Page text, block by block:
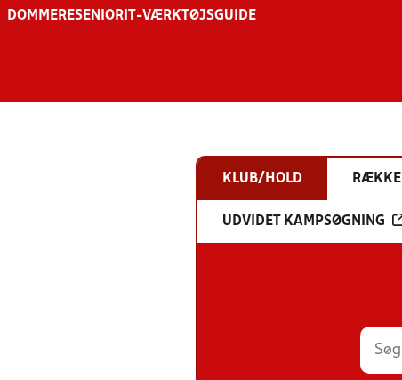
DOMMERESENIOR IT-VÆRKTØJSGUIDE
KLUB/HOLD RÆKKE
UDVIDET KAMPSØGNING